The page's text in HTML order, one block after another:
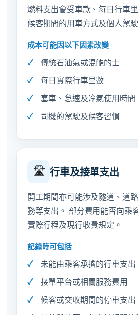
燃料支出會受車款、每日行車
候客期間的用車方式及個人駕
成本可能因以下因素改變
傳統石油氣或混能的士
每日實際行車里數
塞車、怠速及冷氣使用時間
司機的駕駛及候客習慣
🛣️ 行車及接單支出
開工期間亦可能涉及隧道、道
務等支出。 部分費用能否向乘
實際行程及現行收費規定。
記錄時可包括
未能由乘客承擔的行車支出
接單平台或相關服務費用
候客或交收期間的停車支出